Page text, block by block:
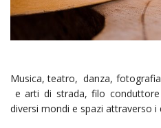
Musica, teatro, danza,
e arti di strada, filo conduttore
diversi mondi e spazi attraverso i